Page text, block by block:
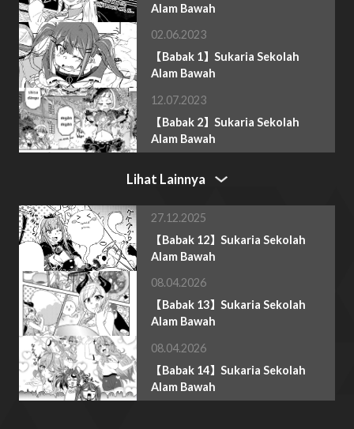
Alam Bawah
02.06.2023
【Babak 1】Sukaria Sekolah
Alam Bawah
12.07.2023
【Babak 2】Sukaria Sekolah
Alam Bawah
Lihat Lainnya
27.12.2025
【Babak 12】Sukaria Sekolah
Alam Bawah
08.04.2026
【Babak 13】Sukaria Sekolah
Alam Bawah
08.04.2026
【Babak 14】Sukaria Sekolah
Alam Bawah